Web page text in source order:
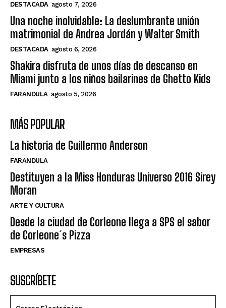
DESTACADA agosto 7, 2026
Una noche inolvidable: La deslumbrante unión
matrimonial de Andrea Jordán y Walter Smith
DESTACADA agosto 6, 2026
Shakira disfruta de unos días de descanso en
Miami junto a los niños bailarines de Ghetto Kids
FARANDULA agosto 5, 2026
MÁS POPULAR
La historia de Guillermo Anderson
FARANDULA
Destituyen a la Miss Honduras Universo 2016 Sirey
Moran
ARTE Y CULTURA
Desde la ciudad de Corleone llega a SPS el sabor
de Corleone´s Pizza
EMPRESAS
SUSCRÍBETE